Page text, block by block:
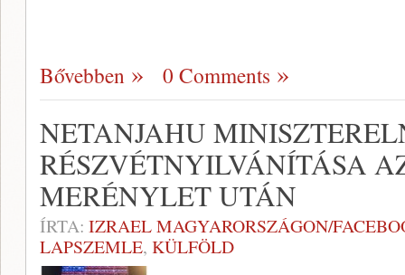
Bővebben 0 Comments
NETANJAHU
RÉSZVÉTNYILVÁNÍTÁSA
MERÉNYLET UTÁN
ÍRTA: IZRAEL MAGYARORSZÁGON/
LAPSZEMLE, KÜLFÖLD